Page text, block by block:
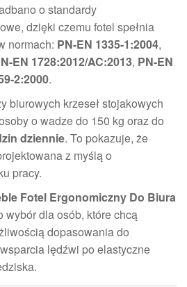
o standardy
dzięki czemu fotel spełnia
normach: PN-EN 1335-1:2004,
EN 1728:2012/AC:2013, PN-EN
2:2000.
biurowych krzeseł stojakowych
o wadze do 150 kg oraz do
dziennie. To pokazuje, że
z myślą o
pracy.
Fotel Ergonomiczny Do Biura
wybór dla osób, które chcą
dopasowania do
lędźwi po elastyczne